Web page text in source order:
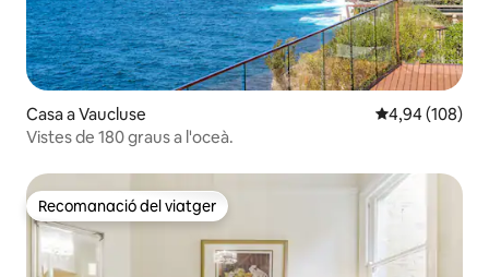
Casa a Vaucluse 4,94 de
4,94 (108)
Vistes de 180 graus a l'oceà.
Recomanació del viatger
Recomanació del viatger